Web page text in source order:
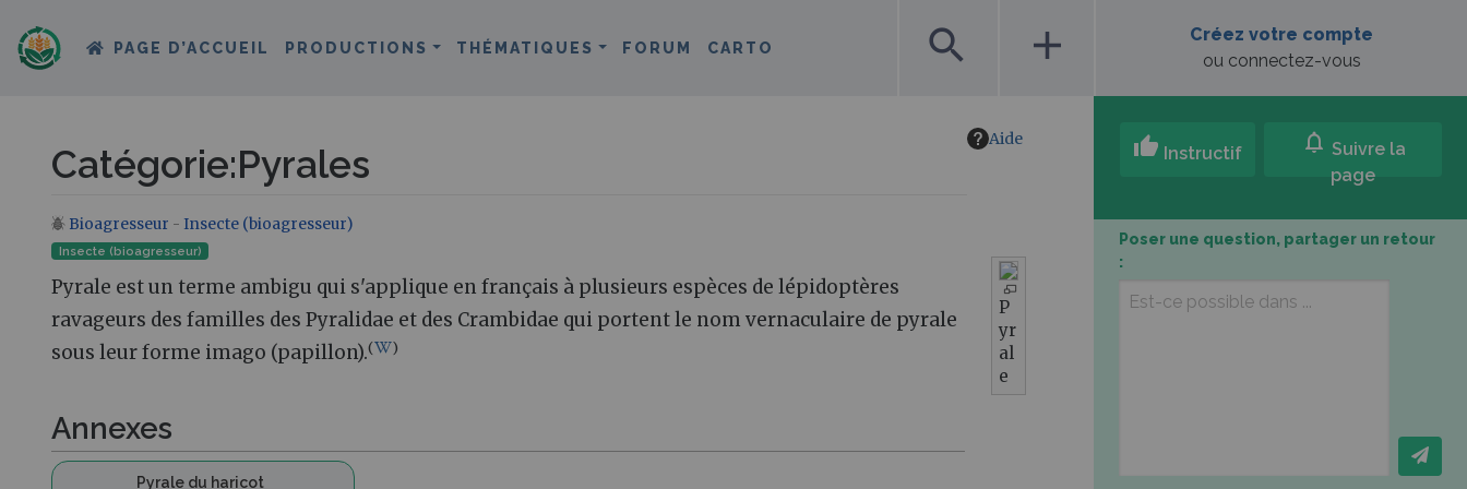
PAGE D’ACCUEIL PRODUCTIONS THÉMATIQUES FORUM CARTO search add
Créez votre compte
ou connectez-vous
Aide
Catégorie:Pyrales
Aller à :navigation,rechercher
Bioagresseur - Insecte (bioagresseur)
P
yr
al
e
Insecte (bioagresseur)
Pyrale est un terme ambigu qui s'applique en français à plusieurs espèces de lépidoptères
ravageurs des familles des Pyralidae et des Crambidae qui portent le nom vernaculaire de pyrale
sous leur forme imago (papillon).( )
Annexes
Pyrale du haricot
thumb_up Instructif notifications Suivre la
page
Poser une question, partager un retour
: